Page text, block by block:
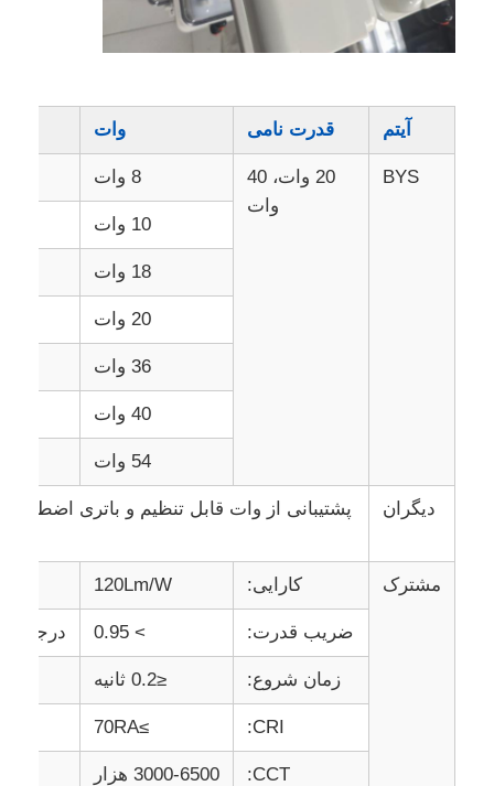
آیتم قدرت نامی وات
BYS
20 وات، 40
وات
8 وات
10 وات
18 وات
20 وات
36 وات
40 وات
54 وات
دیگران پشتیبانی از وات قابل تنظیم و باتری
مشترک کارایی: 120Lm/W
ضریب قدرت: > 0.95 درجه
زمان شروع: ≤0.2 ثانیه
CRI:
≥70RA
CCT: 3000-6500 هزار